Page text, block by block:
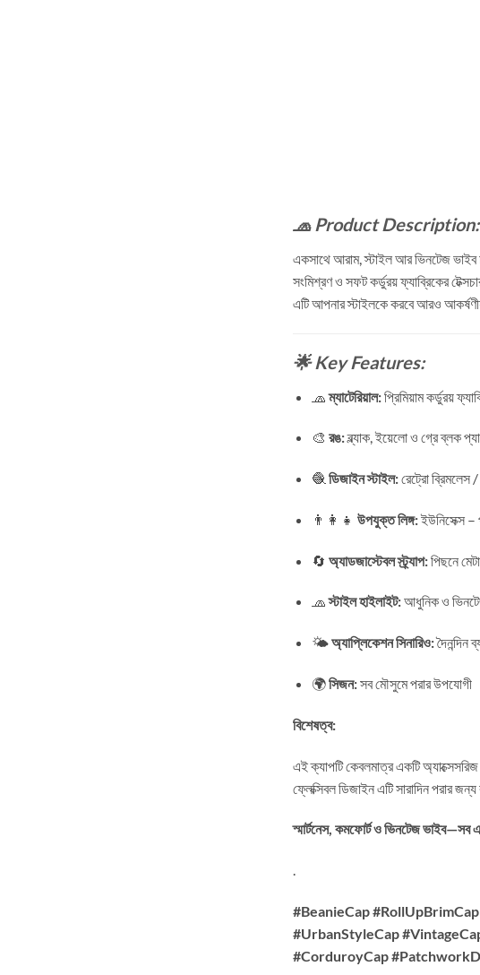
🧢 Product Description:
একসাথে আরাম, স্টাইল আর ভিনটেজ ভাইব
সংমিশ্রণ ও সফট কর্ডুরয় ফ্যাব্রিকের
এটি আপনার স্টাইলকে করবে আরও
🌟 Key Features:
🧢ম্যাটেরিয়াল:প্রিমিয়াম কর্ডুরয়
🎨 রঙ:ব্ল্যাক, ইয়েলো ও গ্রে ব্লক
🧶 ডিজাইন স্টাইল:রেট্রো ব্রিমলেস /
👨‍👩‍👧 উপযুক্ত লিঙ্গ:ইউনিসেক্স
🔄 অ্যাডজাস্টেবল স্ট্র্যাপ:পিছনে
🧢স্টাইল হাইলাইট:আধুনিক ও
🌤️অ্যাপ্লিকেশন সিনারিও:দৈনন্দিন
🌍সিজন:সব মৌসুমে পরার উপযোগী
বিশেষত্ব:
এই ক্যাপটি কেবলমাত্র একটি অ্যাক্সেসরিজ
ফ্লেক্সিবল ডিজাইন এটি সারাদিন পরার
স্মার্টনেস, কমফোর্ট ও ভিনটেজ
.
#BeanieCap
#UrbanStyleCap
#CorduroyCap